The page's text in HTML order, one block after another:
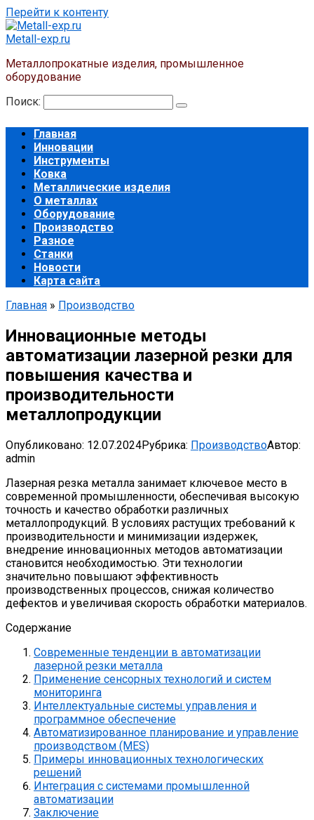
Перейти к контенту
Metall-exp.ru
Металлопрокатные изделия, промышленное
оборудование
Поиск:
Главная
Инновации
Инструменты
Ковка
Металлические изделия
О металлах
Оборудование
Производство
Разное
Станки
Новости
Карта сайта
Главная » Производство
Инновационные методы
автоматизации лазерной резки для
повышения качества и
производительности
металлопродукции
Опубликовано: 12.07.2024Рубрика: ПроизводствоАвтор:
admin
Лазерная резка металла занимает ключевое место в
современной промышленности, обеспечивая высокую
точность и качество обработки различных
металлопродукций. В условиях растущих требований к
производительности и минимизации издержек,
внедрение инновационных методов автоматизации
становится необходимостью. Эти технологии
значительно повышают эффективность
производственных процессов, снижая количество
дефектов и увеличивая скорость обработки материалов.
Содержание
Современные тенденции в автоматизации
лазерной резки металла
Применение сенсорных технологий и систем
мониторинга
Интеллектуальные системы управления и
программное обеспечение
Автоматизированное планирование и управление
производством (MES)
Примеры инновационных технологических
решений
Интеграция с системами промышленной
автоматизации
Заключение